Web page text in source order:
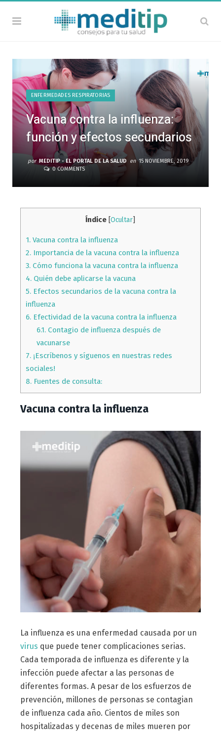
ENFERMEDADES RESPIRATORIAS
Vacuna contra la influenza:
función y efectos secundarios
por MEDITIP - EL PORTAL DE LA SALUD en 15 NOVIEMBRE, 2019
0 COMMENTS
Índice [Ocultar]
1.Vacuna contra la influenza
2.Importancia de la vacuna contra la influenza
3.Cómo funciona la vacuna contra la influenza
4.Quién debe aplicarse la vacuna
5.Efectos secundarios de la vacuna contra la
influenza
6.Efectividad de la vacuna contra la influenza
6.1. Contagio de influenza después de
vacunarse
7.¡Escríbenos y síguenos en nuestras redes
sociales!
8.Fuentes de consulta:
Vacuna contra la influenza
La influenza es una enfermedad causada por un
virus que puede tener complicaciones serias.
Cada temporada de influenza es diferente y la
infección puede afectar a las personas de
diferentes formas. A pesar de los esfuerzos de
prevención, millones de personas se contagian
de influenza cada año. Cientos de miles son
hospitalizadas y decenas de miles mueren por